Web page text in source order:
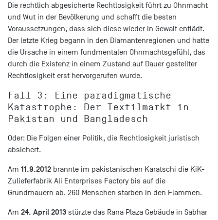
Die rechtlich abgesicherte Rechtlosigkeit führt zu Ohnmacht
und Wut in der Bevölkerung und schafft die besten
Voraussetzungen, dass sich diese wieder in Gewalt entlädt.
Der letzte Krieg begann in den Diamantenregionen und hatte
die Ursache in einem fundmentalen Ohnmachtsgefühl, das
durch die Existenz in einem Zustand auf Dauer gestellter
Rechtlosigkeit erst hervorgerufen wurde.
Fall 3: Eine paradigmatische
Katastrophe: Der Textilmarkt in
Pakistan und Bangladesch
Oder: Die Folgen einer Politik, die Rechtlosigkeit juristisch
absichert.
Am 11.9.2012 brannte im pakistanischen Karatschi die KiK-
Zulieferfabrik Ali Enterprises Factory bis auf die
Grundmauern ab. 260 Menschen starben in den Flammen.
Am 24. April 2013 stürzte das Rana Plaza Gebäude in Sabhar